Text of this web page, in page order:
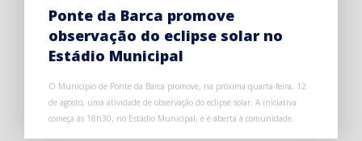
Ponte da Barca promove
observação do eclipse solar no
Estádio Municipal
O Município de Ponte da Barca promove, na próxima quarta-feira, 12
de agosto, uma atividade de observação do eclipse solar. A iniciativa
começa às 18h30, no Estádio Municipal, e é aberta à comunidade.